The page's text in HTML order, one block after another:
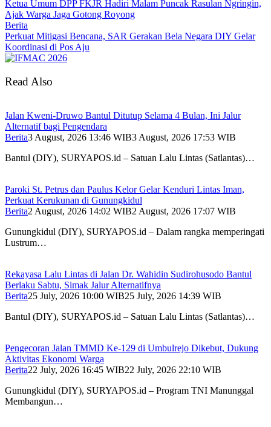
Ketua Umum DPP FKJR Hadiri Malam Puncak Rasulan Ngringin,
Ajak Warga Jaga Gotong Royong
Berita
Perkuat Mitigasi Bencana, SAR Gerakan Bela Negara DIY Gelar
Koordinasi di Pos Aju
Read Also
Jalan Kweni-Druwo Bantul Ditutup Selama 4 Bulan, Ini Jalur
Alternatif bagi Pengendara
Berita3 August, 2026 13:46 WIB3 August, 2026 17:53 WIB
Bantul (DIY), SURYAPOS.id – Satuan Lalu Lintas (Satlantas)…
Paroki St. Petrus dan Paulus Kelor Gelar Kenduri Lintas Iman,
Perkuat Kerukunan di Gunungkidul
Berita2 August, 2026 14:02 WIB2 August, 2026 17:07 WIB
Gunungkidul (DIY), SURYAPOS.id – Dalam rangka memperingati
Lustrum…
Rekayasa Lalu Lintas di Jalan Dr. Wahidin Sudirohusodo Bantul
Berlaku Sabtu, Simak Jalur Alternatifnya
Berita25 July, 2026 10:00 WIB25 July, 2026 14:39 WIB
Bantul (DIY), SURYAPOS.id – Satuan Lalu Lintas (Satlantas)…
Pengecoran Jalan TMMD Ke-129 di Umbulrejo Dikebut, Dukung
Aktivitas Ekonomi Warga
Berita22 July, 2026 16:45 WIB22 July, 2026 22:10 WIB
Gunungkidul (DIY), SURYAPOS.id – Program TNI Manunggal
Membangun…